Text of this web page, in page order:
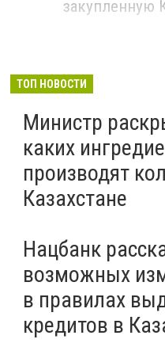
закупленную
ТОП НОВОСТИ
Министр
каких
производят
Казахстане
Нацбанк
возможных
в правилах
кредитов в